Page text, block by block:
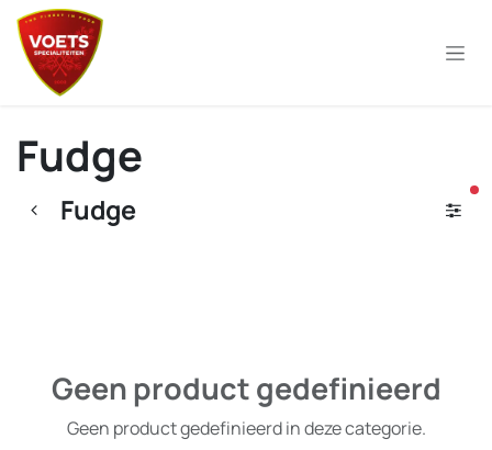
Overslaan naar inhoud
Fudge
Fudge
Geen product gedefinieerd
Geen product gedefinieerd in deze categorie.